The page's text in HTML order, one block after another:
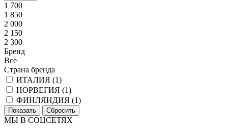
1 700
1 850
2 000
2 150
2 300
Бренд
Все
Страна бренда
ИТАЛИЯ (1)
НОРВЕГИЯ (1)
ФИНЛЯНДИЯ (1)
МЫ В СОЦСЕТЯХ